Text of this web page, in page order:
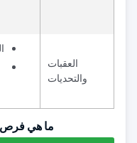
العقبات
والتحديات
ما هي فرص